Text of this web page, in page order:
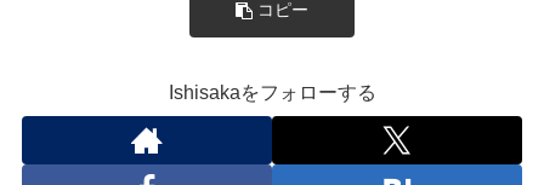
コピー
Ishisakaをフォローする